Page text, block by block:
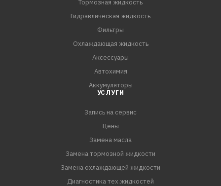
Тормозная жидкость
Гидравлическая жидкость
Фильтры
Охлаждающая жидкость
Аксессуары
Автохимия
Аккумуляторы
УСЛУГИ
Запись на сервис
Цены
Замена масла
Замена тормозной жидкости
Замена охлаждающей жидкости
Диагностика тех.жидкостей